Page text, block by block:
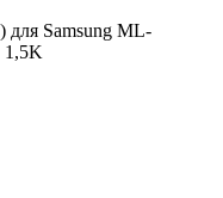
для Samsung ML-
1,5K